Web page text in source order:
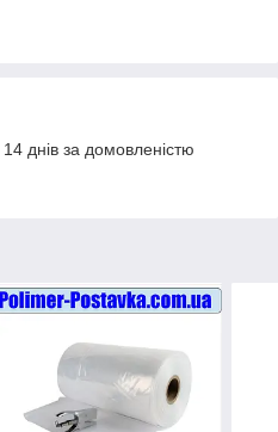
днів за домовленістю